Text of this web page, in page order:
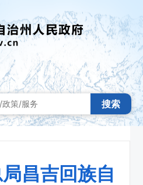
搜索
昌吉回族自